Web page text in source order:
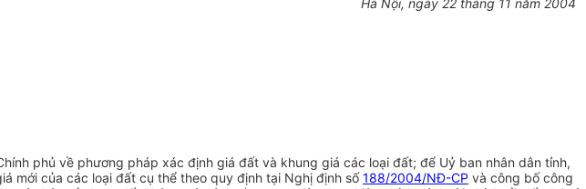
Hà Nội, ngày 22 tháng 11 năm 2004
phủ về phương pháp xác định giá đất và khung giá các loại đất; để Uỷ ban nhân dân tỉnh,
mới của các loại đất cụ thể theo quy định tại Nghị định số188/2004/NĐ-CP và công bố công